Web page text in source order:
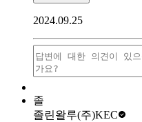
2024.09.25
졸
졸린왈루(주)KEC